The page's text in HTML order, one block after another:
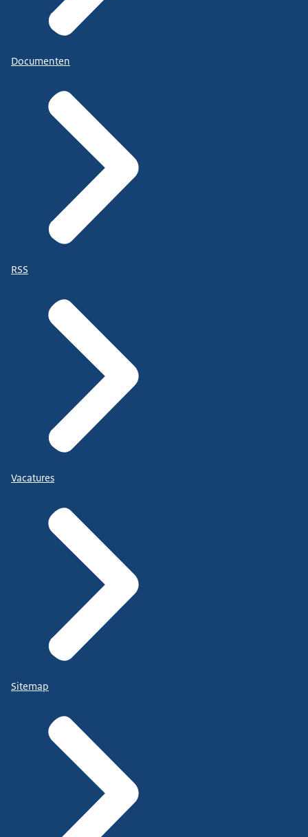
Documenten
RSS
Vacatures
Sitemap